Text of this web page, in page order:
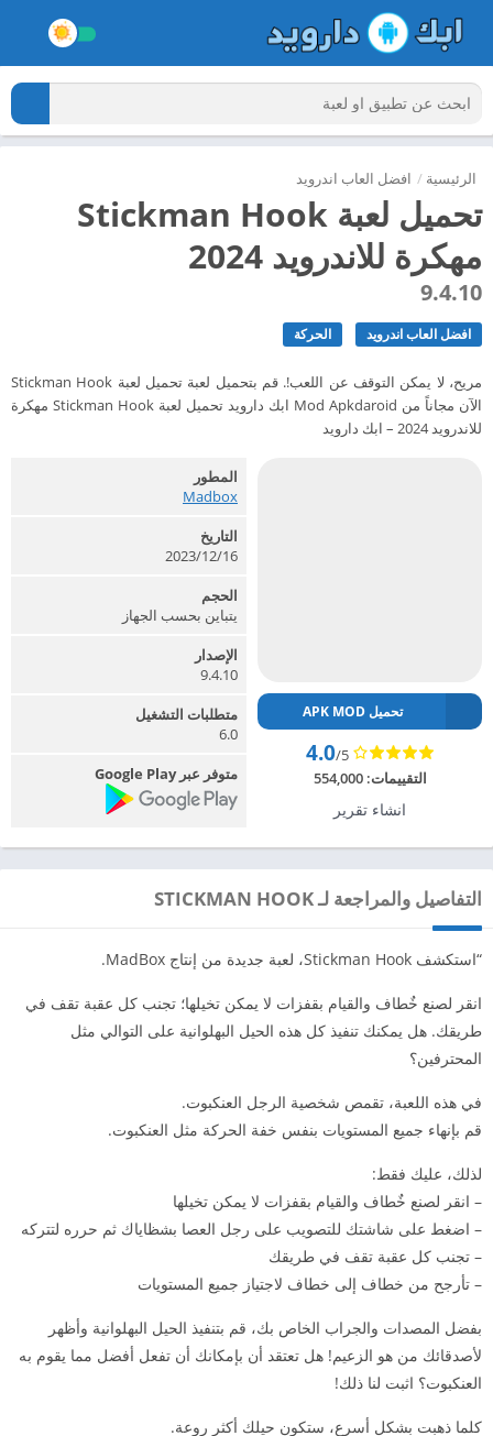
الرئيسية / افضل العاب اندرويد
مهكرة للاندرويد 2024
9.4.10
افضل العاب اندرويد الحركة
الآن مجاناً من Mod Apkdaroid ابك دارويد تحميل لعبة Stickman Hoo‪k‬ مهكرة
للاندرويد 2024 – ابك دارويد
تحميل APK MOD
4.0/5
التقييمات:554,000
انشاء تقرير
المطور
Madbox‏
التاريخ
2023/12/16
الحجم
يتباين بحسب الجهاز
الإصدار
9.4.10
متطلبات التشغيل
6.0
متوفر عبر Google Play
التفاصيل والمراجعة لـ STICKMAN HOO‪K‬
“استكشف Stickman Hook، لعبة جديدة من إنتاج MadBox.
انقر لصنع خٌطاف والقيام بقفزات لا يمكن تخيلها؛ تجنب كل عقبة تقف في
طريقك. هل يمكنك تنفيذ كل هذه الحيل البهلوانية على التوالي مثل
المحترفين؟
في هذه اللعبة، تقمص شخصية الرجل العنكبوت.
قم بإنهاء جميع المستويات بنفس خفة الحركة مثل العنكبوت.
لذلك، عليك فقط:
– انقر لصنع خٌطاف والقيام بقفزات لا يمكن تخيلها
– اضغط على شاشتك للتصويب على رجل العصا بشظاياك ثم حرره لتتركه
– تجنب كل عقبة تقف في طريقك
– تأرجح من خطاف إلى خطاف لاجتياز جميع المستويات
بفضل المصدات والجراب الخاص بك، قم بتنفيذ الحيل البهلوانية وأظهر
لأصدقائك من هو الزعيم! هل تعتقد أن بإمكانك أن تفعل أفضل مما يقوم به
العنكبوت؟ اثبت لنا ذلك!
كلما ذهبت بشكل أسرع، ستكون حيلك أكثر روعة.